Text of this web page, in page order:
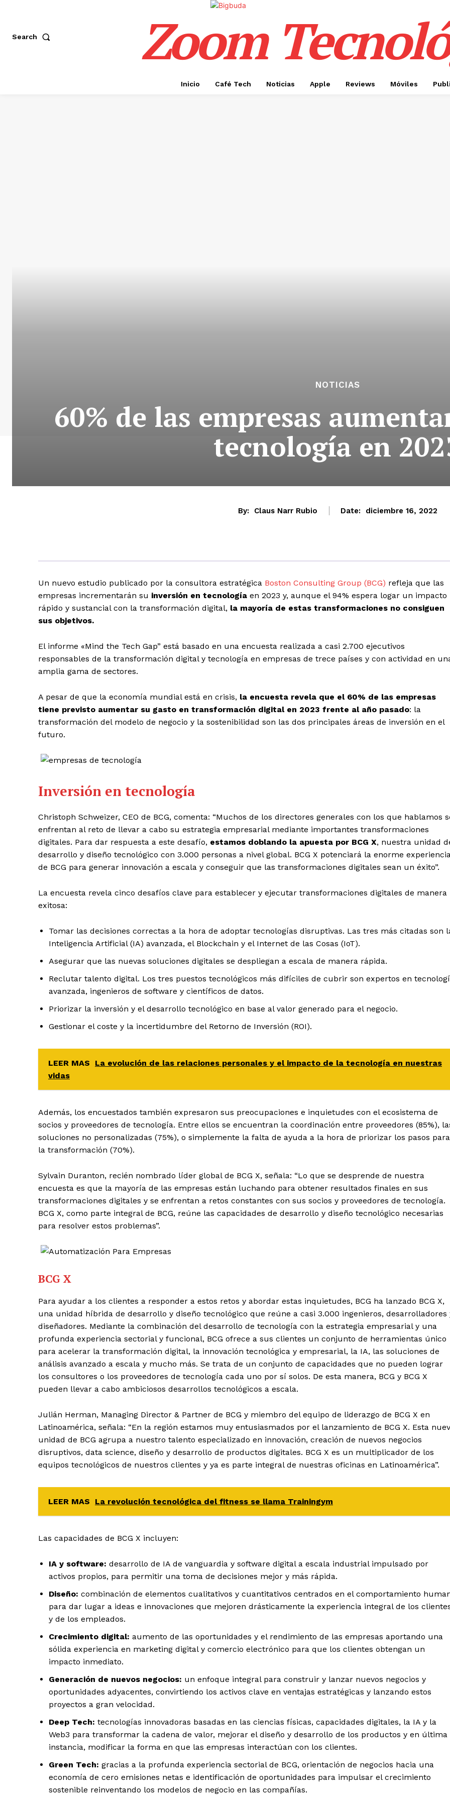
Search Zoom
Inicio Café Tech Noticias Apple Reviews Móviles
NOTICIAS
60% de las empresas
tecnología en
By: Claus Narr Rubio Date: diciembre 16, 2022
Un nuevo estudio publicado por la consultora estratégica Boston Consulting Group (BCG) refleja que las
empresas incrementarán su inversión en tecnología en 2023 y, aunque el 94% espera logar un impacto
rápido y sustancial con la transformación digital, la mayoría de estas transformaciones no consiguen
sus objetivos.
El informe «Mind the Tech Gap” está basado en una encuesta realizada a casi 2.700 ejecutivos
responsables de la transformación digital y tecnología en empresas de trece países y con actividad en
amplia gama de sectores.
A pesar de que la economía mundial está en crisis, la encuesta revela que el 60% de las empresas
tiene previsto aumentar su gasto en transformación digital en 2023 frente al año pasado: la
transformación del modelo de negocio y la sostenibilidad son las dos principales áreas de inversión en el
futuro.
Inversión en tecnología
Christoph Schweizer, CEO de BCG, comenta: “Muchos de los directores generales con los que hablamos
enfrentan al reto de llevar a cabo su estrategia empresarial mediante importantes transformaciones
digitales. Para dar respuesta a este desafío, estamos doblando la apuesta por BCG X, nuestra unidad
desarrollo y diseño tecnológico con 3.000 personas a nivel global. BCG X potenciará la enorme
de BCG para generar innovación a escala y conseguir que las transformaciones digitales sean un éxito”.
La encuesta revela cinco desafíos clave para establecer y ejecutar transformaciones digitales de manera
exitosa:
Tomar las decisiones correctas a la hora de adoptar tecnologías disruptivas. Las tres más citadas son
Inteligencia Artificial (IA) avanzada, el Blockchain y el Internet de las Cosas (IoT).
Asegurar que las nuevas soluciones digitales se despliegan a escala de manera rápida.
Reclutar talento digital. Los tres puestos tecnológicos más difíciles de cubrir son expertos en
avanzada, ingenieros de software y científicos de datos.
Priorizar la inversión y el desarrollo tecnológico en base al valor generado para el negocio.
Gestionar el coste y la incertidumbre del Retorno de Inversión (ROI).
LEER MAS
La evolución de las relaciones personales y el impacto de la tecnología en nuestras
vidas
Además, los encuestados también expresaron sus preocupaciones e inquietudes con el ecosistema de
socios y proveedores de tecnología. Entre ellos se encuentran la coordinación entre proveedores (85%),
soluciones no personalizadas (75%), o simplemente la falta de ayuda a la hora de priorizar los pasos para
la transformación (70%).
Sylvain Duranton, recién nombrado líder global de BCG X, señala: “Lo que se desprende de nuestra
encuesta es que la mayoría de las empresas están luchando para obtener resultados finales en sus
transformaciones digitales y se enfrentan a retos constantes con sus socios y proveedores de tecnología.
BCG X, como parte integral de BCG, reúne las capacidades de desarrollo y diseño tecnológico necesarias
para resolver estos problemas”.
BCG X
Para ayudar a los clientes a responder a estos retos y abordar estas inquietudes, BCG ha lanzado BCG X,
una unidad híbrida de desarrollo y diseño tecnológico que reúne a casi 3.000 ingenieros, desarrolladores
diseñadores. Mediante la combinación del desarrollo de tecnología con la estrategia empresarial y una
profunda experiencia sectorial y funcional, BCG ofrece a sus clientes un conjunto de herramientas único
para acelerar la transformación digital, la innovación tecnológica y empresarial, la IA, las soluciones de
análisis avanzado a escala y mucho más. Se trata de un conjunto de capacidades que no pueden lograr
los consultores o los proveedores de tecnología cada uno por sí solos. De esta manera, BCG y BCG X
pueden llevar a cabo ambiciosos desarrollos tecnológicos a escala.
Julián Herman, Managing Director & Partner de BCG y miembro del equipo de liderazgo de BCG X en
Latinoamérica, señala: “En la región estamos muy entusiasmados por el lanzamiento de BCG X. Esta
unidad de BCG agrupa a nuestro talento especializado en innovación, creación de nuevos negocios
disruptivos, data science, diseño y desarrollo de productos digitales. BCG X es un multiplicador de los
equipos tecnológicos de nuestros clientes y ya es parte integral de nuestras oficinas en Latinoamérica”.
LEER MAS La revolución tecnológica del fitness se llama Trainingym
Las capacidades de BCG X incluyen:
IA y software: desarrollo de IA de vanguardia y software digital a escala industrial impulsado por
activos propios, para permitir una toma de decisiones mejor y más rápida.
Diseño: combinación de elementos cualitativos y cuantitativos centrados en el comportamiento
para dar lugar a ideas e innovaciones que mejoren drásticamente la experiencia integral de los
y de los empleados.
Crecimiento digital: aumento de las oportunidades y el rendimiento de las empresas aportando una
sólida experiencia en marketing digital y comercio electrónico para que los clientes obtengan un
impacto inmediato.
Generación de nuevos negocios: un enfoque integral para construir y lanzar nuevos negocios y
oportunidades adyacentes, convirtiendo los activos clave en ventajas estratégicas y lanzando estos
proyectos a gran velocidad.
Deep Tech: tecnologías innovadoras basadas en las ciencias físicas, capacidades digitales, la IA y la
Web3 para transformar la cadena de valor, mejorar el diseño y desarrollo de los productos y en última
instancia, modificar la forma en que las empresas interactúan con los clientes.
Green Tech: gracias a la profunda experiencia sectorial de BCG, orientación de negocios hacia una
economía de cero emisiones netas e identificación de oportunidades para impulsar el crecimiento
sostenible reinventando los modelos de negocio en las compañías.